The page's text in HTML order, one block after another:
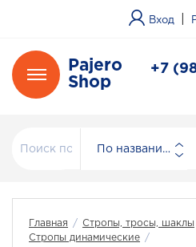
Вход
Pajero
Shop
+7
По названию
Главная / Стропы, тросы, шаклы
Стропы динамические
/